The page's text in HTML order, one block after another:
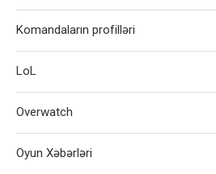
Komandaların profilləri
LoL
Overwatch
Oyun Xəbərləri